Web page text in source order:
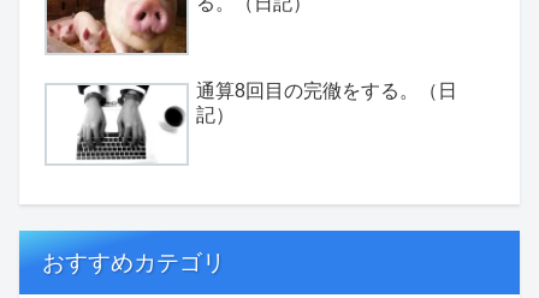
通算8回目の完徹をする。（日
記）
おすすめカテゴリ